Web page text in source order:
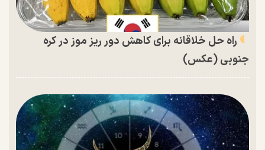
راه حل خلاقانه برای کاهش دور ریز موز در کره
جنوبی (عکس)